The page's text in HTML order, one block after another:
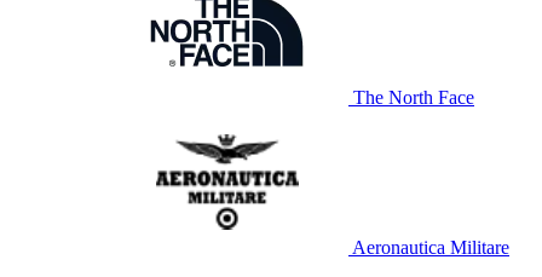
The North Face
Aeronautica Militare